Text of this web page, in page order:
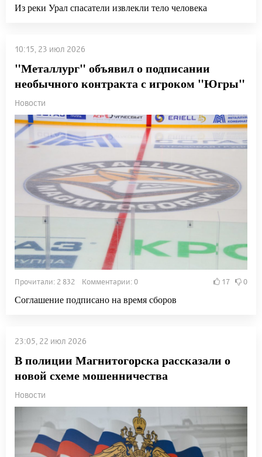
Из реки Урал спасатели извлекли тело человека
10:15, 23 июл 2026
"Металлург" объявил о подписании
необычного контракта с игроком "Югры"
Новости
Прочитали: 2 832 Комментарии: 0 17 0
Соглашение подписано на время сборов
23:05, 22 июл 2026
В полиции Магнитогорска рассказали о
новой схеме мошенничества
Новости